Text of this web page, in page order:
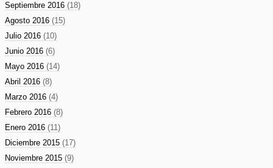
Septiembre 2016 (18)
Agosto 2016 (15)
Julio 2016 (10)
Junio 2016 (6)
Mayo 2016 (14)
Abril 2016 (8)
Marzo 2016 (4)
Febrero 2016 (8)
Enero 2016 (11)
Diciembre 2015 (17)
Noviembre 2015 (9)